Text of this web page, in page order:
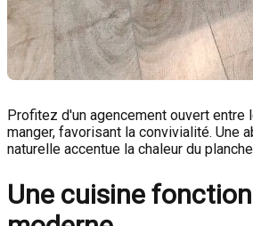
Profitez d'un agencement ouvert entre
manger, favorisant la convivialité. Une
naturelle accentue la chaleur du
Une cuisine